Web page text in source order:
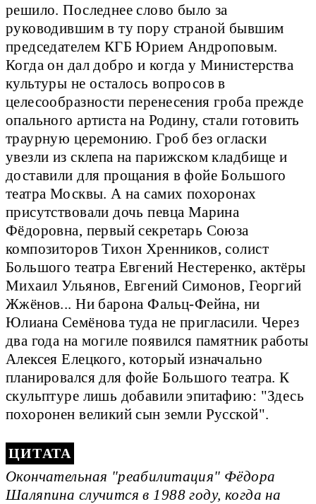
решило. Последнее слово было за
руководившим в ту пору страной бывшим
председателем КГБ Юрием Андроповым.
Когда он дал добро и когда у Министерства
культуры не осталось вопросов в
целесообразности перенесения гроба прежде
опального артиста на Родину, стали готовить
траурную церемонию. Гроб без огласки
увезли из склепа на парижском кладбище и
доставили для прощания в фойе Большого
театра Москвы. А на самих похоронах
присутствовали дочь певца Марина
Фёдоровна, первый секретарь Союза
композиторов Тихон Хренников, солист
Большого театра Евгений Нестеренко, актёры
Михаил Ульянов, Евгений Симонов, Георгий
Жжёнов... Ни барона Фальц-Фейна, ни
Юлиана Семёнова туда не пригласили. Через
два года на могиле появился памятник работы
Алексея Елецкого, который изначально
планировался для фойе Большого театра. К
скульптуре лишь добавили эпитафию: "Здесь
похоронен великий сын земли Русской".
Окончательная "реабилитация" Фёдора
Шаляпина случится в 1988 году, когда на